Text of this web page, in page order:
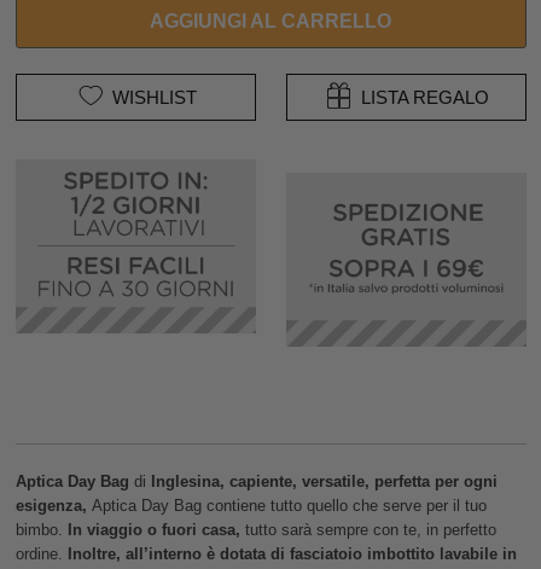
AGGIUNGI AL CARRELLO
WISHLIST LISTA REGALO
Aptica Day Bag di
Inglesina, capiente, versatile, perfetta per ogni
esigenza, Aptica Day Bag contiene tutto quello che serve per il tuo
bimbo. In viaggio o fuori casa, tutto sarà sempre con te, in perfetto
ordine. Inoltre, all’interno è dotata di fasciatoio imbottito lavabile in